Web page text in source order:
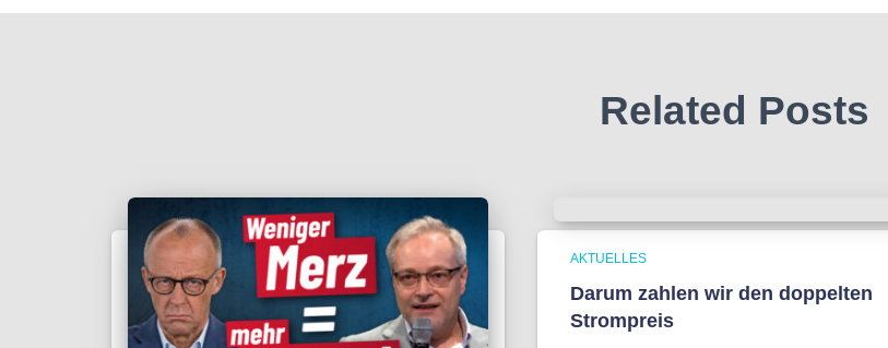
Related Posts
AKTUELLES
Darum zahlen wir den doppelten
Strompreis